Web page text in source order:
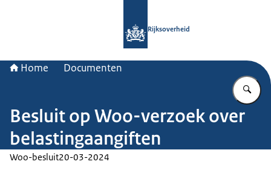
Rijksoverheid
Home Documenten
Besluit op Woo-verzoek over
belastingaangiften
Woo-besluit20-03-2024